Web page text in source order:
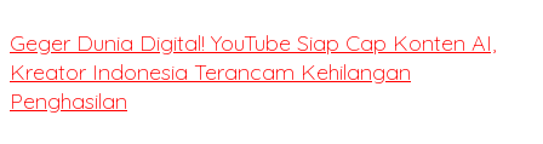
Geger Dunia Digital! YouTube Siap Cap Konten AI,
Kreator Indonesia Terancam Kehilangan
Penghasilan